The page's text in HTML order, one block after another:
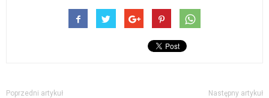
Poprzedni artykuł Następny artykuł